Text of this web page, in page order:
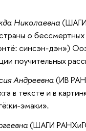
Николаевна
о бессмертных
синсэн-дэн»)
поучительных
Андреевна(ИВ
в тексте и в
эмаки».
(ШАГИ